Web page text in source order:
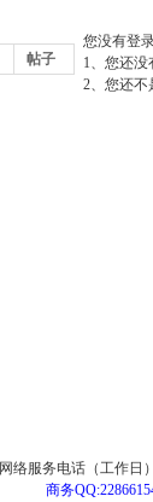
帖子
您没有登
1、您还没
2、您还不
网络服务电话（工作日
商务